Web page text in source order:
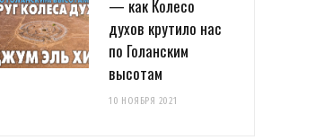
— как Колесо
духов крутило нас
по Голанским
высотам
10 НОЯБРЯ 2021